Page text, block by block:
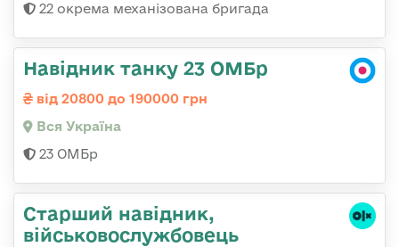
22 окрема механізована бригада
Навідник танку 23 ОМБр
від 20800 до 190000 грн
Вся Україна
23 ОМБр
Стаpший навідник,
військовослужбовець